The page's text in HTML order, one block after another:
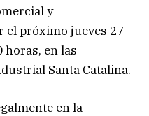
y
próximo jueves 27
horas, en las
Santa Catalina.
en la